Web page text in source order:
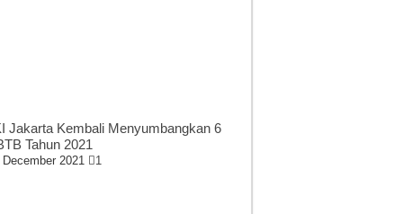
Jakarta Kembali Menyumbangkan 6
Tahun 2021
December 2021 1